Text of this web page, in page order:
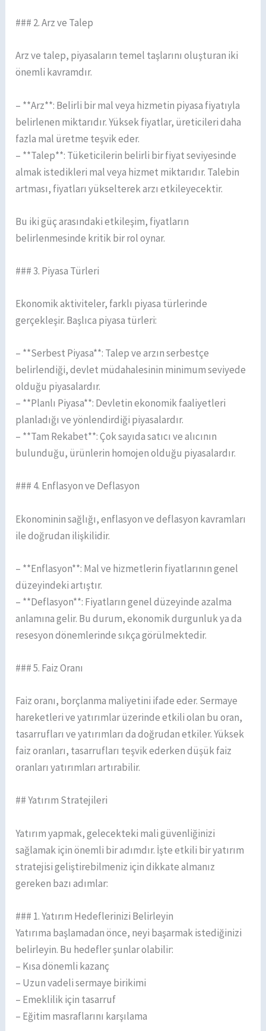
### 2. Arz ve Talep
Arz ve talep, piyasaların temel taşlarını oluşturan iki
önemli kavramdır.
– **Arz**: Belirli bir mal veya hizmetin piyasa fiyatıyla
belirlenen miktarıdır. Yüksek fiyatlar, üreticileri daha
fazla mal üretme teşvik eder.
– **Talep**: Tüketicilerin belirli bir fiyat seviyesinde
almak istedikleri mal veya hizmet miktarıdır. Talebin
artması, fiyatları yükselterek arzı etkileyecektir.
Bu iki güç arasındaki etkileşim, fiyatların
belirlenmesinde kritik bir rol oynar.
### 3. Piyasa Türleri
Ekonomik aktiviteler, farklı piyasa türlerinde
gerçekleşir. Başlıca piyasa türleri:
– **Serbest Piyasa**: Talep ve arzın serbestçe
belirlendiği, devlet müdahalesinin minimum seviyede
olduğu piyasalardır.
– **Planlı Piyasa**: Devletin ekonomik faaliyetleri
planladığı ve yönlendirdiği piyasalardır.
– **Tam Rekabet**: Çok sayıda satıcı ve alıcının
bulunduğu, ürünlerin homojen olduğu piyasalardır.
### 4. Enflasyon ve Deflasyon
Ekonominin sağlığı, enflasyon ve deflasyon kavramları
ile doğrudan ilişkilidir.
– **Enflasyon**: Mal ve hizmetlerin fiyatlarının genel
düzeyindeki artıştır.
– **Deflasyon**: Fiyatların genel düzeyinde azalma
anlamına gelir. Bu durum, ekonomik durgunluk ya da
resesyon dönemlerinde sıkça görülmektedir.
### 5. Faiz Oranı
Faiz oranı, borçlanma maliyetini ifade eder. Sermaye
hareketleri ve yatırımlar üzerinde etkili olan bu oran,
tasarrufları ve yatırımları da doğrudan etkiler. Yüksek
faiz oranları, tasarrufları teşvik ederken düşük faiz
oranları yatırımları artırabilir.
## Yatırım Stratejileri
Yatırım yapmak, gelecekteki mali güvenliğinizi
sağlamak için önemli bir adımdır. İşte etkili bir yatırım
stratejisi geliştirebilmeniz için dikkate almanız
gereken bazı adımlar:
### 1. Yatırım Hedeflerinizi Belirleyin
Yatırıma başlamadan önce, neyi başarmak istediğinizi
belirleyin. Bu hedefler şunlar olabilir:
– Kısa dönemli kazanç
– Uzun vadeli sermaye birikimi
– Emeklilik için tasarruf
– Eğitim masraflarını karşılama